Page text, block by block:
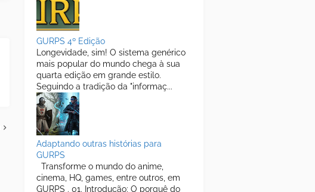
GURPS 4º Edição
Longevidade, sim! O sistema genérico
mais popular do mundo chega à sua
quarta edição em grande estilo.
Seguindo a tradição da "informaç...
Adaptando outras histórias para
GURPS
Transforme o mundo do anime,
cinema, HQ, games, entre outros, em
GURPS . 01. Introdução: O porquê do